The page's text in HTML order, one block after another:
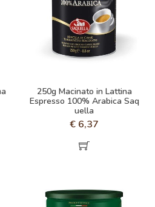
250g Macinato in Lattina
Espresso 100% Arabica Saq
uella
€ 6,37